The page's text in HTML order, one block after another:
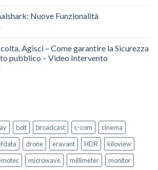
Link
Nuove Funzionalità
on
Signalshark:
Funzionalità
Agisci – Come garantire la Sicurezza
pubblico – Video Intervento
on
garantire
la
Sicurezza
nel
trasporto
pubblico
bolt broadcast c-com
cinema
drone eravant HDR
kiloview
microwave millimeter
monitor